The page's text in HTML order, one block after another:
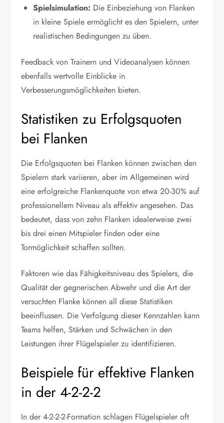
Spielsimulation: Die Einbeziehung von Flanken
in kleine Spiele ermöglicht es den Spielern, unter
realistischen Bedingungen zu üben.
Feedback von Trainern und Videoanalysen können
ebenfalls wertvolle Einblicke in
Verbesserungsmöglichkeiten bieten.
Statistiken zu Erfolgsquoten
bei Flanken
Die Erfolgsquoten bei Flanken können zwischen den
Spielern stark variieren, aber im Allgemeinen wird
eine erfolgreiche Flankenquote von etwa 20-30% auf
professionellem Niveau als effektiv angesehen. Das
bedeutet, dass von zehn Flanken idealerweise zwei
bis drei einen Mitspieler finden oder eine
Tormöglichkeit schaffen sollten.
Faktoren wie das Fähigkeitsniveau des Spielers, die
Qualität der gegnerischen Abwehr und die Art der
versuchten Flanke können all diese Statistiken
beeinflussen. Die Verfolgung dieser Kennzahlen kann
Teams helfen, Stärken und Schwächen in den
Leistungen ihrer Flügelspieler zu identifizieren.
Beispiele für effektive Flanken
in der 4-2-2-2
In der 4-2-2-2-Formation schlagen Flügelspieler oft